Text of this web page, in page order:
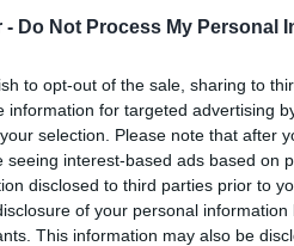
- Do Not Process My Personal
to opt-out of the sale, sharing to
information for targeted advertising
selection. Please note that after
seeing interest-based ads based on
disclosed to third parties prior to
of your personal
This information may also be